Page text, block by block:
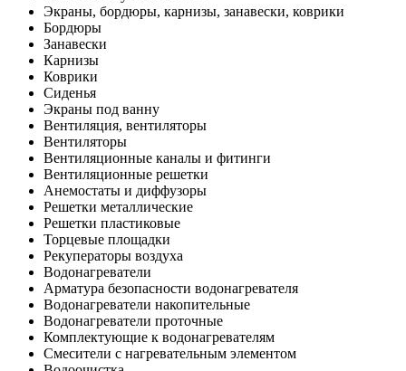
Экраны, бордюры, карнизы, занавески, коврики
Бордюры
Занавески
Карнизы
Коврики
Сиденья
Экраны под ванну
Вентиляция, вентиляторы
Вентиляторы
Вентиляционные каналы и фитинги
Вентиляционные решетки
Анемостаты и диффузоры
Решетки металлические
Решетки пластиковые
Торцевые площадки
Рекуператоры воздуха
Водонагреватели
Арматура безопасности водонагревателя
Водонагреватели накопительные
Водонагреватели проточные
Комплектующие к водонагревателям
Смесители с нагревательным элементом